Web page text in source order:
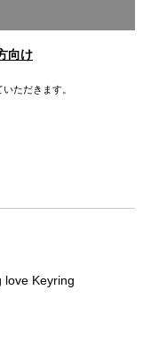
向け
ただきます。
love Keyring